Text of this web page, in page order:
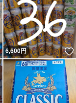
いいね！
6,600円